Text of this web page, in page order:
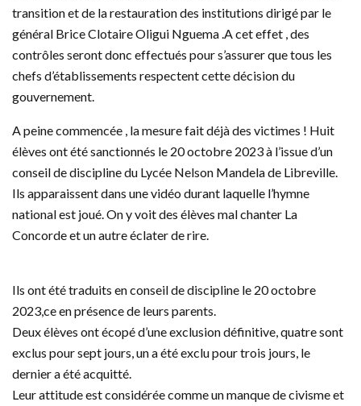
transition et de la restauration des institutions dirigé par le
général Brice Clotaire Oligui Nguema .A cet effet , des
contrôles seront donc effectués pour s’assurer que tous les
chefs d’établissements respectent cette décision du
gouvernement.
A peine commencée , la mesure fait déjà des victimes ! Huit
élèves ont été sanctionnés le 20 octobre 2023 à l’issue d’un
conseil de discipline du Lycée Nelson Mandela de Libreville.
Ils apparaissent dans une vidéo durant laquelle l’hymne
national est joué. On y voit des élèves mal chanter La
Concorde et un autre éclater de rire.
Ils ont été traduits en conseil de discipline le 20 octobre
2023,ce en présence de leurs parents.
Deux élèves ont écopé d’une exclusion définitive, quatre sont
exclus pour sept jours, un a été exclu pour trois jours, le
dernier a été acquitté.
Leur attitude est considérée comme un manque de civisme et